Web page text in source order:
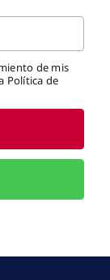
de mis
Política de